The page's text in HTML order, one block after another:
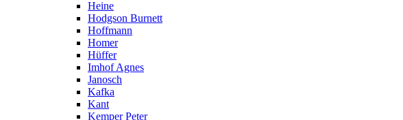
Heine
Hodgson Burnett
Hoffmann
Homer
Hüffer
Imhof Agnes
Janosch
Kafka
Kant
Kemper Peter